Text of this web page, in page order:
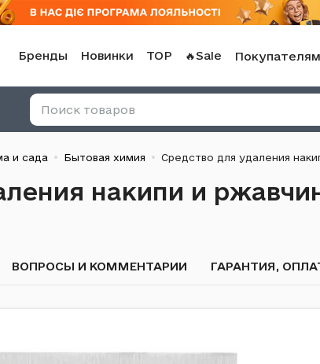
Бренды Новинки TOP 🔥Sale Покупателям
и сада Бытовая химия Средство для удаления
накипи и
ВОПРОСЫ И КОММЕНТАРИИ ГАРАНТИЯ,